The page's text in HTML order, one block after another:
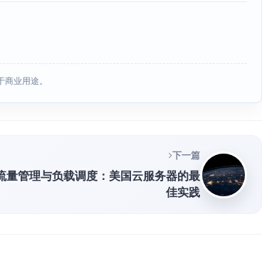
业用途。
下一篇
量管理与负载调度：美国云服务器的最
佳实践